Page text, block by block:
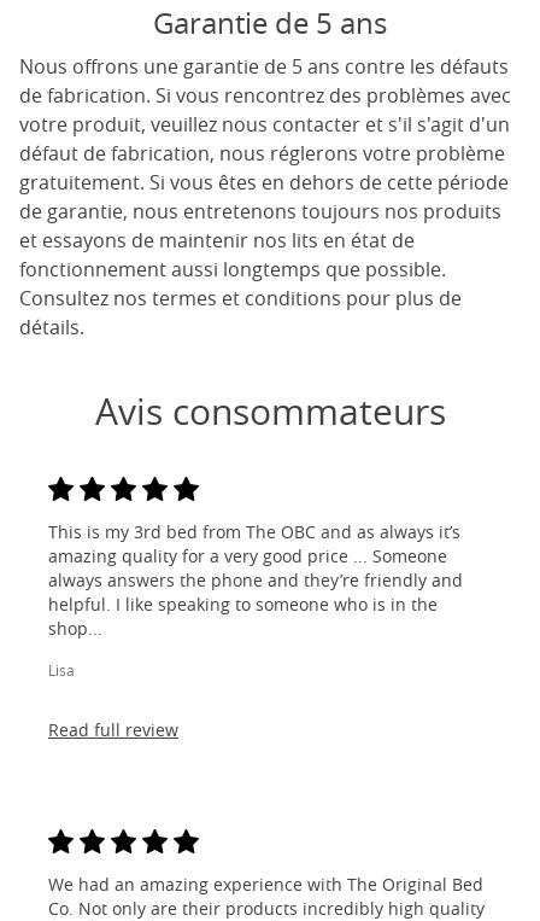
Garantie de 5 ans
Nous offrons une garantie de 5 ans contre les défauts
de fabrication. Si vous rencontrez des problèmes avec
votre produit, veuillez nous contacter et s'il s'agit d'un
défaut de fabrication, nous réglerons votre problème
gratuitement. Si vous êtes en dehors de cette période
de garantie, nous entretenons toujours nos produits
et essayons de maintenir nos lits en état de
fonctionnement aussi longtemps que possible.
Consultez nos termes et conditions pour plus de
détails.
Avis consommateurs
This is my 3rd bed from The OBC and as always it’s
amazing quality for a very good price ... Someone
always answers the phone and they’re friendly and
helpful. I like speaking to someone who is in the
shop...
Lisa
Read full review
We had an amazing experience with The Original Bed
Co. Not only are their products incredibly high quality